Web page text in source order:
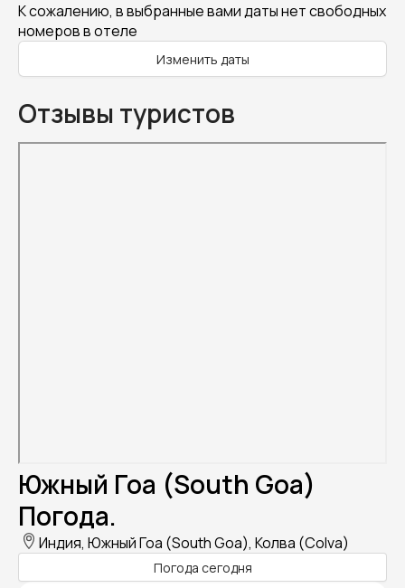
К сожалению, в выбранные вами даты нет свободных
номеров в отеле
Изменить даты
Отзывы туристов
Южный Гоа (South Goa)
Погода.
Индия, Южный Гоа (South Goa), Колва (Colva)
Погода сегодня